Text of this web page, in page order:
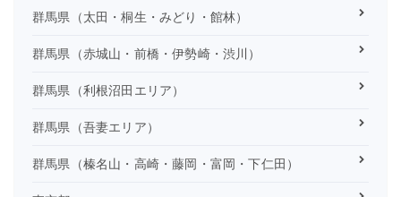
群馬県（太田・桐生・みどり・館林）
群馬県（赤城山・前橋・伊勢崎・渋川）
群馬県（利根沼田エリア）
群馬県（吾妻エリア）
群馬県（榛名山・高崎・藤岡・富岡・下仁田）